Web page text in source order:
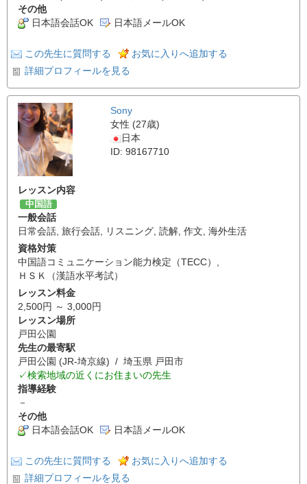
その他
日本語会話OK
日本語メールOK
この先生に質問する
お気に入りへ追加する
詳細プロフィールを見る
Sony
女性 (27歳)
日本
ID: 98167710
レッスン内容
中国語
一般会話
日常会話 旅行会話 リスニング 読解 作文 海外生活
資格対策
中国語コミュニケーション能力検定（TECC）
ＨＳＫ（漢語水平考試）
レッスン料金
2,500円 ～ 3,000円
レッスン場所
戸田公園
先生の最寄駅
戸田公園 (JR-埼京線) / 埼玉県 戸田市
✓検索地域の近くにお住まいの先生
指導経験
－
その他
日本語会話OK
日本語メールOK
この先生に質問する
お気に入りへ追加する
詳細プロフィールを見る